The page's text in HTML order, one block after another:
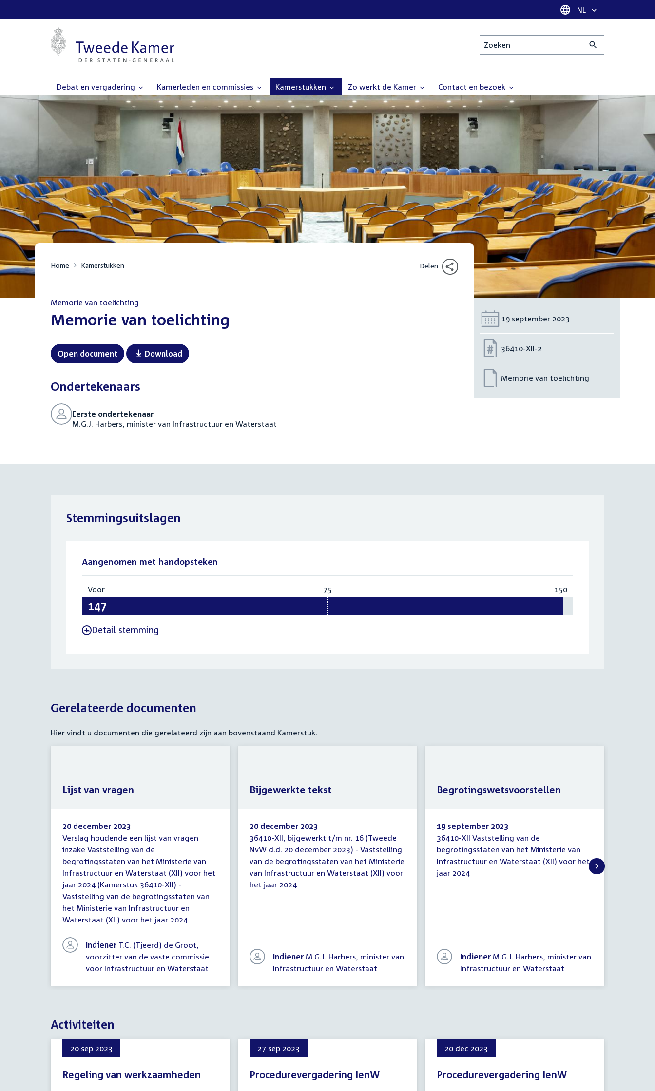
Taal selectie
NL
Zoeken
Debat en vergadering Kamerleden en commissies Kamerstukken Zo werkt de Kamer Contact en bezoek
Home Kamerstukken Delen
Memorie van toelichting
:Memorie van toelichting
Open document Download
Ondertekenaars
Eerste ondertekenaar
M.G.J. Harbers, minister van Infrastructuur en Waterstaat
Datum:
19 september 2023
Nummer:
36410-XII-2
Memorie van toelichting
Stemmingsuitslagen
Aangenomen met handopsteken
Voor
147
75 150Totaal:
- Detail stemming
Gerelateerde documenten
Hier vindt u documenten die gerelateerd zijn aan bovenstaand Kamerstuk.
Lijst
van
vragen
20 december 2023
Verslag houdende een lijst van vragen
inzake Vaststelling van de
begrotingsstaten van het Ministerie van
Infrastructuur en Waterstaat (XII) voor het
jaar 2024 (Kamerstuk 36410-XII) -
Vaststelling van de begrotingsstaten van
het Ministerie van Infrastructuur en
Waterstaat (XII) voor het jaar 2024
Indiener T.C. (Tjeerd) de Groot,
voorzitter van de vaste commissie
voor Infrastructuur en Waterstaat
Lijst van vragen
Bijgewerkte
tekst
20 december 2023
36410-XII, bijgewerkt t/m nr. 16 (Tweede
NvW d.d. 20 december 2023) - Vaststelling
van de begrotingsstaten van het Ministerie
van Infrastructuur en Waterstaat (XII) voor
het jaar 2024
Indiener M.G.J. Harbers, minister van
Infrastructuur en Waterstaat
Bijgewerkte tekst
Begrotingswetsvoorstellen
19 september 2023
36410-XII Vaststelling van de
begrotingsstaten van het Ministerie van
Infrastructuur en Waterstaat (XII) voor het
jaar 2024
Indiener M.G.J. Harbers, minister van
Infrastructuur en Waterstaat
Begrotingswetsvoorstellen
Activiteiten
20 sep 2023
Regeling van werkzaamheden
27 sep 2023
Procedurevergadering IenW
20 dec 2023
Procedurevergadering IenW